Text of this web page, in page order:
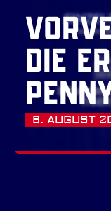
DIE
6. AUGUST